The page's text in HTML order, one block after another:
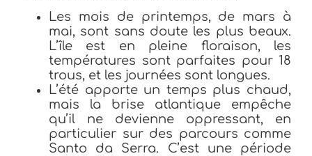
Les mois de printemps, de mars à
mai, sont sans doute les plus beaux.
L’île est en pleine floraison, les
températures sont parfaites pour 18
trous, et les journées sont longues.
L’été apporte un temps plus chaud,
mais la brise atlantique empêche
qu’il ne devienne oppressant, en
particulier sur des parcours comme
Santo da Serra. C’est une période